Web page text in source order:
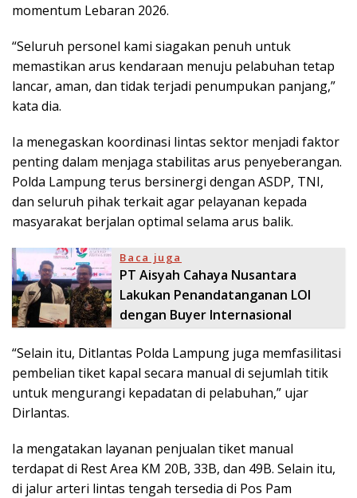
momentum Lebaran 2026.
“Seluruh personel kami siagakan penuh untuk
memastikan arus kendaraan menuju pelabuhan tetap
lancar, aman, dan tidak terjadi penumpukan panjang,”
kata dia.
Ia menegaskan koordinasi lintas sektor menjadi faktor
penting dalam menjaga stabilitas arus penyeberangan.
Polda Lampung terus bersinergi dengan ASDP, TNI,
dan seluruh pihak terkait agar pelayanan kepada
masyarakat berjalan optimal selama arus balik.
Baca juga
PT Aisyah Cahaya Nusantara
Lakukan Penandatanganan LOI
dengan Buyer Internasional
“Selain itu, Ditlantas Polda Lampung juga memfasilitasi
pembelian tiket kapal secara manual di sejumlah titik
untuk mengurangi kepadatan di pelabuhan,” ujar
Dirlantas.
Ia mengatakan layanan penjualan tiket manual
terdapat di Rest Area KM 20B, 33B, dan 49B. Selain itu,
di jalur arteri lintas tengah tersedia di Pos Pam